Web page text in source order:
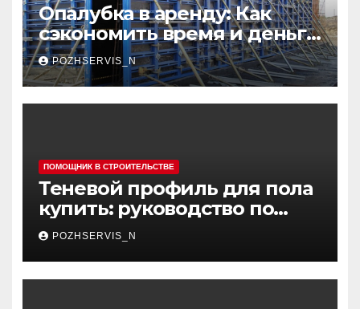
Опалубка в аренду: Как
сэкономить время и деньги
на строительных проектах
POZHSERVIS_N
ПОМОЩНИК В СТРОИТЕЛЬСТВЕ
Теневой профиль для пола
купить: руководство по
выбору
POZHSERVIS_N